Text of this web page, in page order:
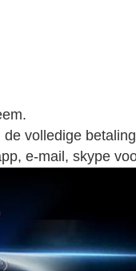
volledige
e-mail, skype